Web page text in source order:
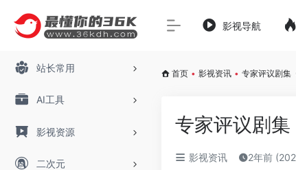
站长常用
AI工具
影视资源
二次元
影视导航
首页 • 影视资讯 • 专家评议剧集
专家评议剧
影视资讯 2年前